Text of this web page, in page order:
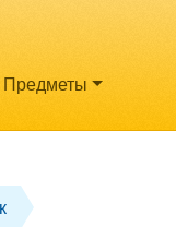
Предметы